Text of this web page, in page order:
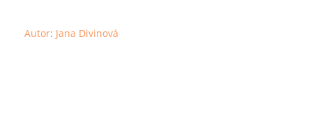
Autor: Jana Divinová